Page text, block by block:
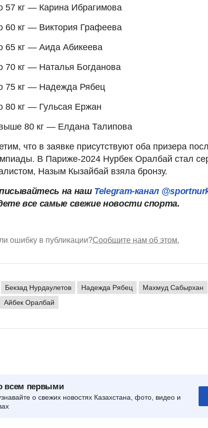
57 кг — Карина Ибрагимова
60 кг — Виктория Графеева
65 кг — Аида Абикеева
70 кг — Наталья Богданова
75 кг — Надежда Рябец
80 кг — Гульсая Ержан
80 кг — Елдана Талипова
что в заявке присутствуют оба призера
В Париже-2024 Нурбек Оралбай стал
Назым Кызайбай взяла бронзу.
на наш Telegram-канал
все самые свежие новости спорта.
ошибку в публикации?Сообщите нам об этом.
Бекзад Нурдаулетов Надежда Рябец Махмуд Сабырхан
Айбек Оралбай
всем первыми
о свежих новостях Казахстана, фото, видео и